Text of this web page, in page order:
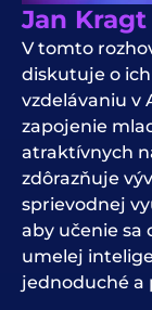
Jan
V tomto
diskutuje o
vzdelávaniu v
zapojenie
atraktívnych
zdôrazňuje
sprievodnej
aby učenie sa
umelej
jednoduché a